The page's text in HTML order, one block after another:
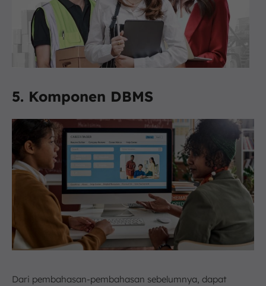
5. Komponen DBMS
Dari pembahasan-pembahasan sebelumnya, dapat